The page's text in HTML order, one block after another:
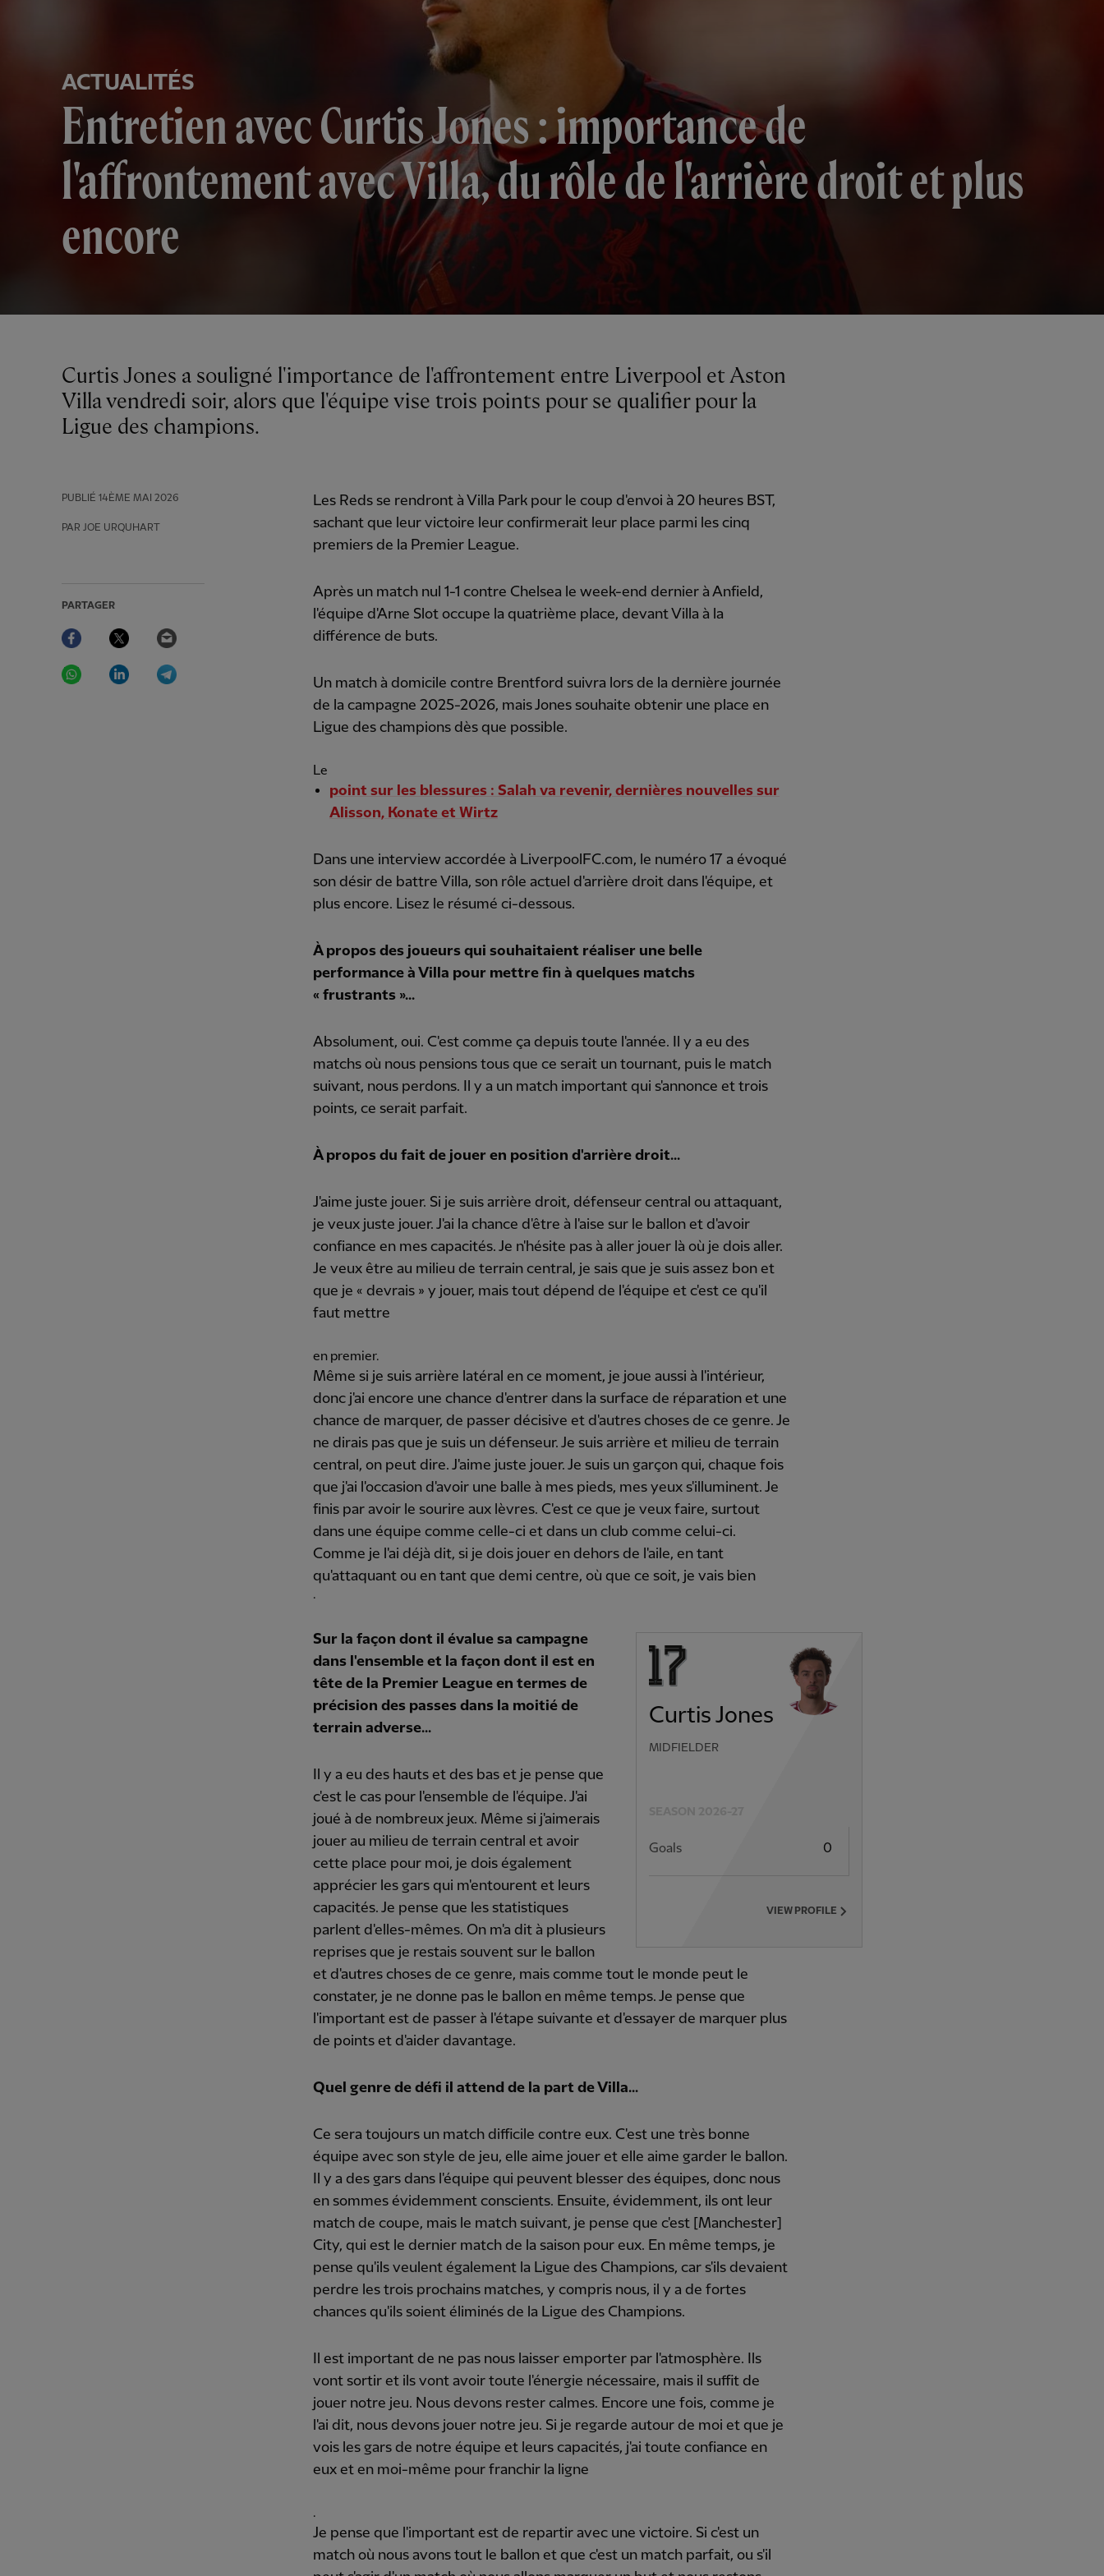
ACTUALITÉS
Entretien avec Curtis Jones : importance de
l'affrontement avec Villa, du rôle de l'arrière droit et plus
encore
PUBLIÉ 14ÈME MAI 2026
PAR JOE URQUHART
PARTAGER
Facebook Twitter
WhatsAppLinkedIn
Curtis Jones a souligné l'importance de l'affrontement entre Liverpool et Aston
Villa vendredi soir, alors que l'équipe vise trois points pour se qualifier pour la
Ligue des champions.
Les Reds se rendront à Villa Park pour le coup d'envoi à 20 heures BST,
sachant que leur victoire leur confirmerait leur place parmi les cinq
premiers de la Premier League.
Après un match nul 1-1 contre Chelsea le week-end dernier à Anfield,
l'équipe d'Arne Slot occupe la quatrième place, devant Villa à la
différence de buts.
Un match à domicile contre Brentford suivra lors de la dernière journée
de la campagne 2025-2026, mais Jones souhaite obtenir une place en
Ligue des champions dès que possible.
Le
point sur les blessures : Salah va revenir, dernières nouvelles sur
Alisson, Konate et Wirtz
Dans une interview accordée à LiverpoolFC.com, le numéro 17 a évoqué
son désir de battre Villa, son rôle actuel d'arrière droit dans l'équipe, et
plus encore. Lisez le résumé ci-dessous.
À propos des joueurs qui souhaitaient réaliser une belle
performance à Villa pour mettre fin à quelques matchs
« frustrants »...
Absolument, oui. C'est comme ça depuis toute l'année. Il y a eu des
matchs où nous pensions tous que ce serait un tournant, puis le match
suivant, nous perdons. Il y a un match important qui s'annonce et trois
points, ce serait parfait.
À propos du fait de jouer en position d'arrière droit...
J'aime juste jouer. Si je suis arrière droit, défenseur central ou attaquant,
je veux juste jouer. J'ai la chance d'être à l'aise sur le ballon et d'avoir
confiance en mes capacités. Je n'hésite pas à aller jouer là où je dois aller.
Je veux être au milieu de terrain central, je sais que je suis assez bon et
que je « devrais » y jouer, mais tout dépend de l'équipe et c'est ce qu'il
faut mettre
en premier.
Même si je suis arrière latéral en ce moment, je joue aussi à l'intérieur,
donc j'ai encore une chance d'entrer dans la surface de réparation et une
chance de marquer, de passer décisive et d'autres choses de ce genre. Je
ne dirais pas que je suis un défenseur. Je suis arrière et milieu de terrain
central, on peut dire. J'aime juste jouer. Je suis un garçon qui, chaque fois
que j'ai l'occasion d'avoir une balle à mes pieds, mes yeux s'illuminent. Je
finis par avoir le sourire aux lèvres. C'est ce que je veux faire, surtout
dans une équipe comme celle-ci et dans un club comme celui-ci.
Comme je l'ai déjà dit, si je dois jouer en dehors de l'aile, en tant
qu'attaquant ou en tant que demi centre, où que ce soit, je vais bien
.
Curtis Jones
MIDFIELDER
Goals 0
VIEW PROFILE
Sur la façon dont il évalue sa campagne
dans l'ensemble et la façon dont il est en
tête de la Premier League en termes de
précision des passes dans la moitié de
terrain adverse...
Il y a eu des hauts et des bas et je pense que
c'est le cas pour l'ensemble de l'équipe. J'ai
joué à de nombreux jeux. Même si j'aimerais
jouer au milieu de terrain central et avoir
cette place pour moi, je dois également
apprécier les gars qui m'entourent et leurs
capacités. Je pense que les statistiques
parlent d'elles-mêmes. On m'a dit à plusieurs
reprises que je restais souvent sur le ballon
et d'autres choses de ce genre, mais comme tout le monde peut le
constater, je ne donne pas le ballon en même temps. Je pense que
l'important est de passer à l'étape suivante et d'essayer de marquer plus
de points et d'aider davantage.
Quel genre de défi il attend de la part de Villa...
Ce sera toujours un match difficile contre eux. C'est une très bonne
équipe avec son style de jeu, elle aime jouer et elle aime garder le ballon.
Il y a des gars dans l'équipe qui peuvent blesser des équipes, donc nous
en sommes évidemment conscients. Ensuite, évidemment, ils ont leur
match de coupe, mais le match suivant, je pense que c'est [Manchester]
City, qui est le dernier match de la saison pour eux. En même temps, je
pense qu'ils veulent également la Ligue des Champions, car s'ils devaient
perdre les trois prochains matches, y compris nous, il y a de fortes
chances qu'ils soient éliminés de la Ligue des Champions.
Il est important de ne pas nous laisser emporter par l'atmosphère. Ils
vont sortir et ils vont avoir toute l'énergie nécessaire, mais il suffit de
jouer notre jeu. Nous devons rester calmes. Encore une fois, comme je
l'ai dit, nous devons jouer notre jeu. Si je regarde autour de moi et que je
vois les gars de notre équipe et leurs capacités, j'ai toute confiance en
eux et en moi-même pour franchir la ligne
.
Je pense que l'important est de repartir avec une victoire. Si c'est un
match où nous avons tout le ballon et que c'est un match parfait, ou s'il